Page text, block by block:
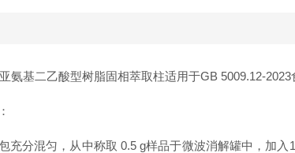
基二乙酸型树脂固相萃取柱适用于GB 5009.12-2023
分混匀，从中称取 0.5 g样品于微波消解罐中，加入